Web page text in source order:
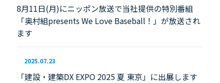
8月11日(月)にニッポン放送で当社提供の特別番組
「奥村組presents We Love Baseball！」が放送され
ます
2025.07.23
「建設・建築DX EXPO 2025 夏 東京」に出展します